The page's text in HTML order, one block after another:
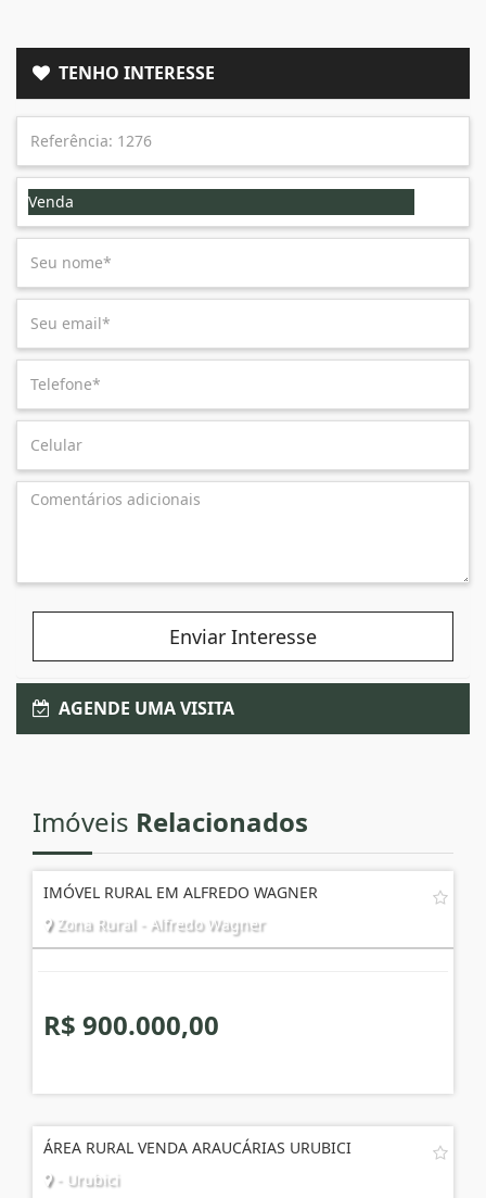
TENHO INTERESSE
Venda
Enviar Interesse
AGENDE UMA VISITA
Imóveis Relacionados
IMÓVEL RURAL EM ALFREDO WAGNER
Zona Rural - Alfredo Wagner
R$ 900.000,00
ÁREA RURAL VENDA ARAUCÁRIAS URUBICI
- Urubici